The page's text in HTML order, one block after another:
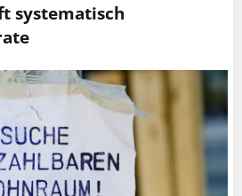
systematisch